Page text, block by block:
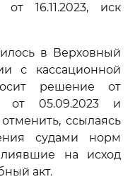
16.11.2023, иск
в Верховный
с кассационной
решение от
от 05.09.2023 и
отменить, ссылаясь
судами норм
на исход
акт.